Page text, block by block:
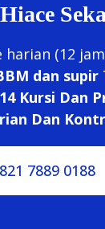
harian (12
dan supir
Kursi Dan
Dan
7889 0188